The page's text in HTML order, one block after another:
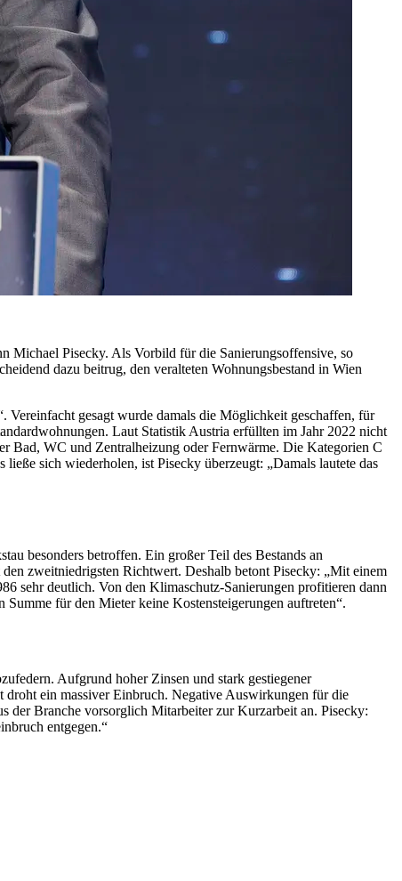
Michael Pisecky. Als Vorbild für die Sanierungsoffensive, so
dazu beitrug, den veralteten Wohnungsbestand in Wien
gesagt wurde damals die Möglichkeit geschaffen, für
Laut Statistik Austria erfüllten im Jahr 2022 nicht
Bad, WC und Zentralheizung oder Fernwärme. Die Kategorien C
sich wiederholen, ist Pisecky überzeugt: „Damals lautete das
besonders betroffen. Ein großer Teil des Bestands an
zweitniedrigsten Richtwert. Deshalb betont Pisecky: „Mit einem
sehr deutlich. Von den Klimaschutz-Sanierungen profitieren dann
für den Mieter keine Kostensteigerungen auftreten“.
Aufgrund hoher Zinsen und stark gestiegener
droht ein massiver Einbruch. Negative Auswirkungen für die
der Branche vorsorglich Mitarbeiter zur Kurzarbeit an. Pisecky:
entgegen.“